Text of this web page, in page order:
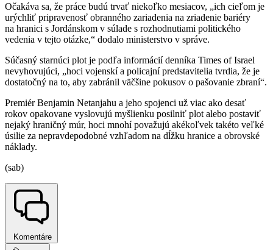
Očakáva sa, že práce budú trvať niekoľko mesiacov, „ich cieľom je
urýchliť pripravenosť obranného zariadenia na zriadenie bariéry
na hranici s Jordánskom v súlade s rozhodnutiami politického
vedenia v tejto otázke,“ dodalo ministerstvo v správe.
Súčasný starnúci plot je podľa informácií denníka Times of Israel
nevyhovujúci, „hoci vojenskí a policajní predstavitelia tvrdia, že je
dostatočný na to, aby zabránil väčšine pokusov o pašovanie zbraní“.
Premiér Benjamin Netanjahu a jeho spojenci už viac ako desať
rokov opakovane vyslovujú myšlienku posilniť plot alebo postaviť
nejaký hraničný múr, hoci mnohí považujú akékoľvek takéto veľké
úsilie za nepravdepodobné vzhľadom na dĺžku hranice a obrovské
náklady.
(sab)
Komentáre